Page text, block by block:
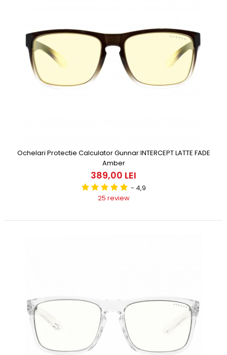
Ochelari Protectie Calculator Gunnar INTERCEPT LATTE FADE
Amber
389,00 LEI
- 4,9
25 review